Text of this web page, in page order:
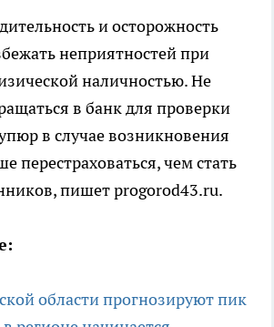
и осторожность
неприятностей при
наличностью. Не
в банк для проверки
в случае возникновения
перестраховаться, чем стать
пишет progorod43.ru.
области прогнозируют пик